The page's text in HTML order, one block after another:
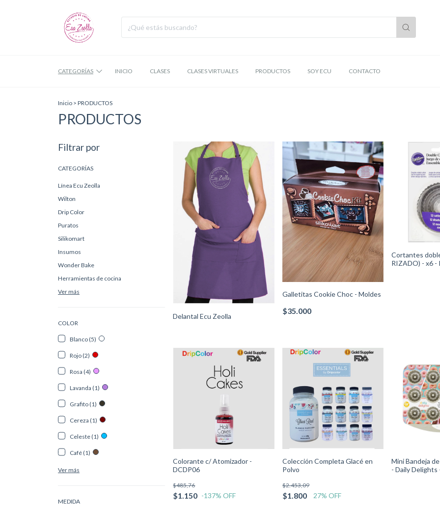
CATEGORÍAS INICIO CLASES CLASES VIRTUALES PRODUCTOS SOY ECU CONTACTO
Inicio > PRODUCTOS
PRODUCTOS
Filtrar por
CATEGORÍAS
Línea Ecu Zeolla
Wilton
Drip Color
Puratos
Silikomart
Insumos
Wonder Bake
Herramientas de cocina
Ver más
COLOR
Blanco (5)
Rojo (2)
Rosa (4)
Lavanda (1)
Grafito (1)
Cereza (1)
Celeste (1)
Café (1)
Ver más
MEDIDA
Delantal Ecu Zeolla
Galletitas Cookie Choc - Moldes
$35.000
Cortantes
RIZADO) - x6 -
Colorante c/ Atomizador -
DCDP06
$1.150
$485,76
-137% OFF
Colección Completa Glacé en
Polvo
$1.800
$2.453,09
27% OFF
Mini Bandeja
- Daily